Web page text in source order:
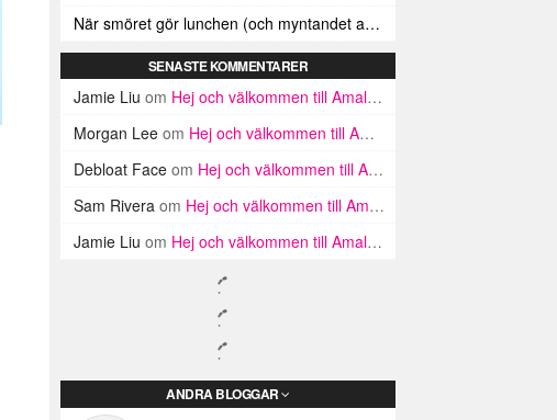
När smöret gör lunchen (och myntandet av termen ”Smörindex”)
SENASTE KOMMENTARER
Jamie Liu om Hej och välkommen till Amalfikusten
Morgan Lee om Hej och välkommen till Amalfikusten
Debloat Face om Hej och välkommen till Amalfikusten
Sam Rivera om Hej och välkommen till Amalfikusten
Jamie Liu om Hej och välkommen till Amalfikusten
ANDRA BLOGGAR